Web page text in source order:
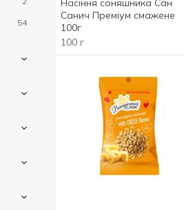
54
Насіння соняшника Сан
Санич Преміум смажене
100г
100 г